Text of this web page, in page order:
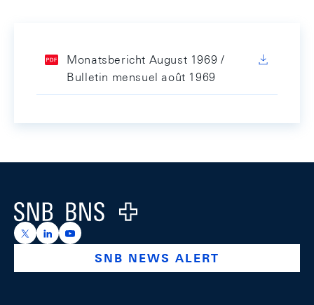
Monatsbericht August 1969 /
Bulletin mensuel août 1969
Logo
https://x.com/snb_bns
https://ch.linkedin.com/company/swiss-national-
https://www.youtube.com/@swissnationalbank
SNB NEWS ALERT